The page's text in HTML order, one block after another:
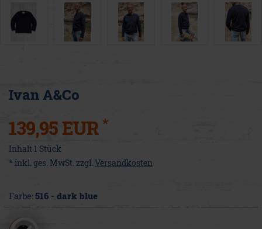
Ivan A&Co
139,95 EUR *
Inhalt 1 Stück
* inkl. ges. MwSt. zzgl. Versandkosten
Farbe:516 - dark blue